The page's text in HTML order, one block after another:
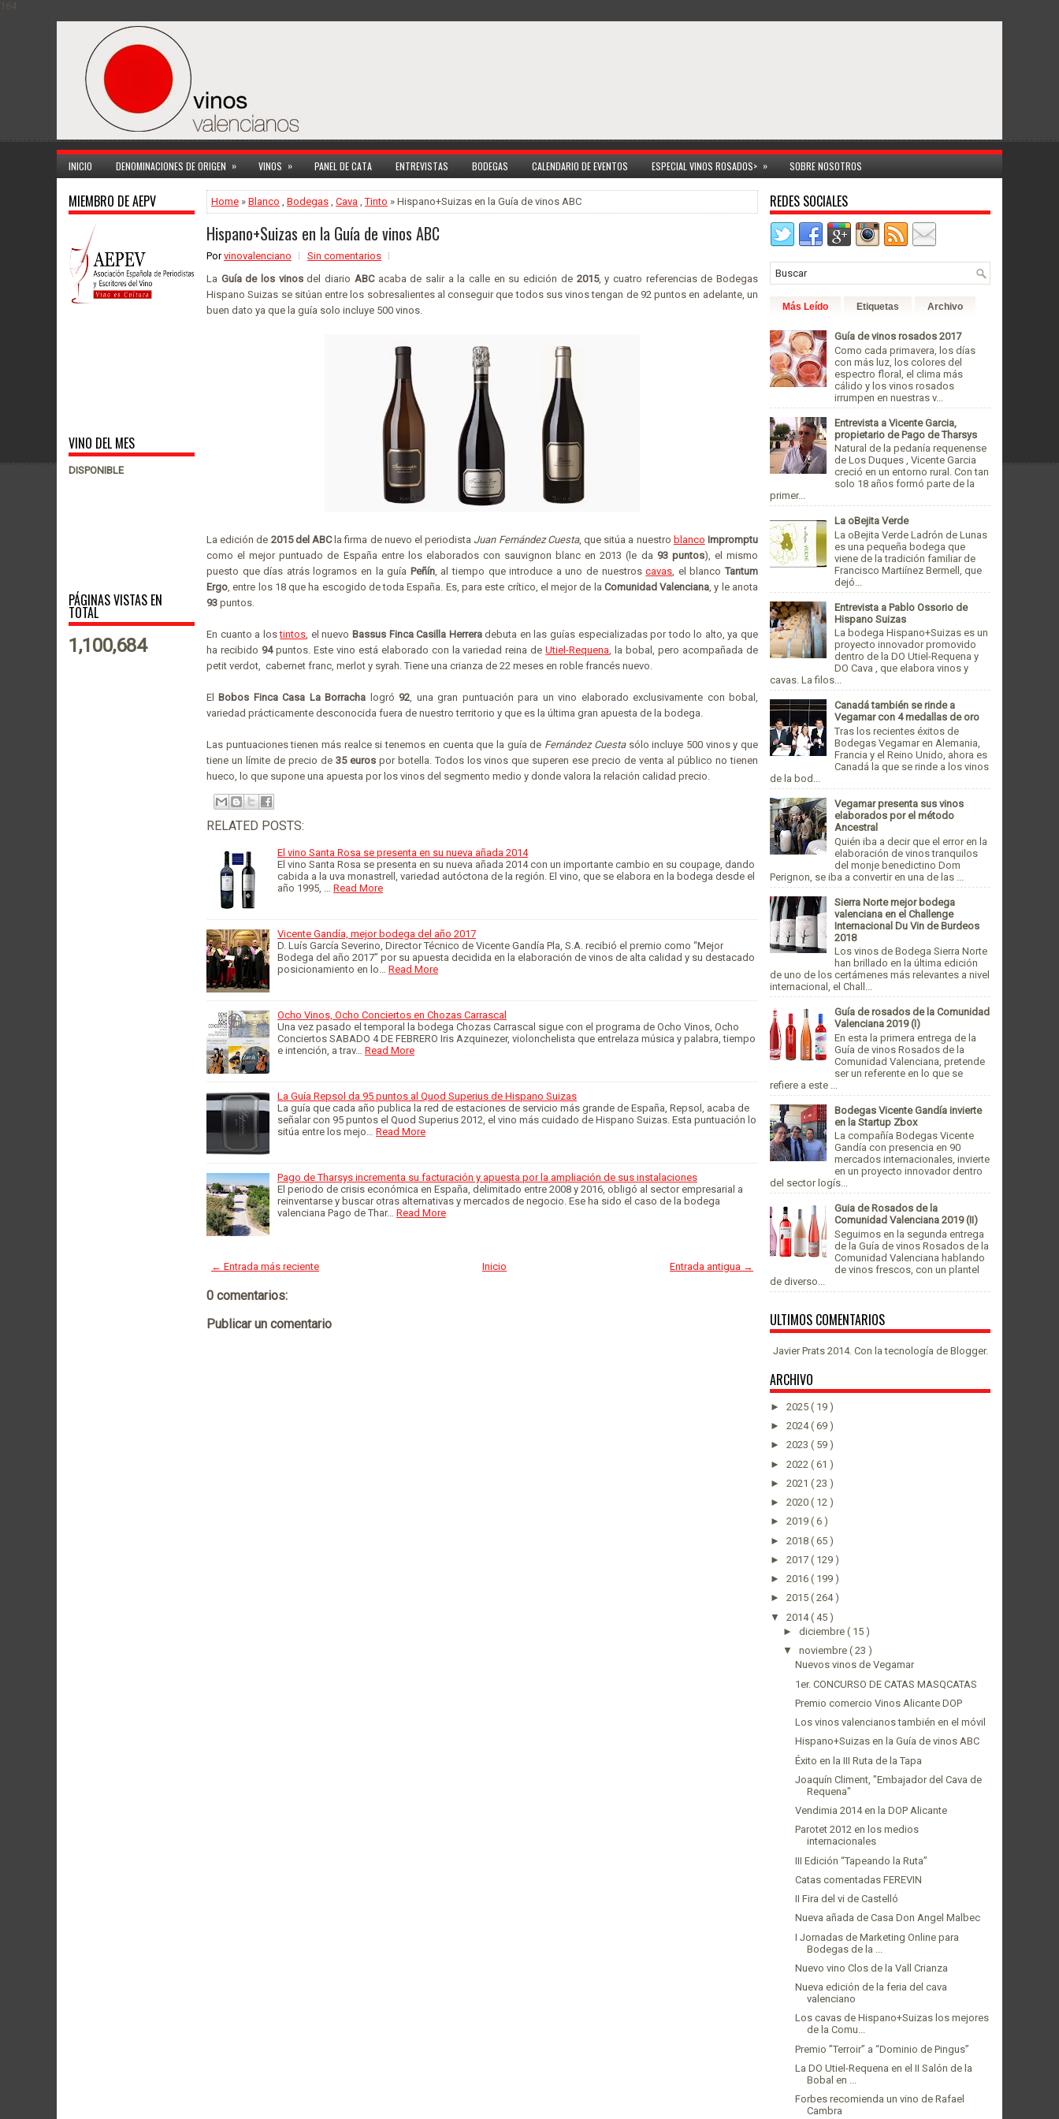
164
INICIO DENOMINACIONES DE ORIGEN » VINOS » PANEL DE CATA ENTREVISTAS BODEGAS CALENDARIO DE EVENTOS ESPECIAL VINOS ROSADOS> » SOBRE NOSOTROS
MIEMBRO DE AEPV
VINO DEL MES
DISPONIBLE
PÁGINAS VISTAS EN
TOTAL
1,100,684
Home » Blanco , Bodegas , Cava ,Tinto » Hispano+Suizas en la Guía de vinos ABC
Hispano+Suizas en la Guía de vinos ABC
Porvinovalenciano
Sin comentarios
La Guía de los vinosdel diario ABCacaba de salir a la calle en su edición de 2015, y cuatro referencias de Bodegas
Hispano Suizas se sitúan entre los sobresalientes al conseguir que todos sus vinos tengan de 92 puntos en adelante, un
buen dato ya que la guía solo incluye 500 vinos.
La edición de 2015 del ABCla firma de nuevo el periodista Juan Fernández Cuesta, que sitúa a nuestro blanco Impromptu
como el mejor puntuado de España entre los elaborados con sauvignon blanc en 2013 (le da 93 puntos), el mismo
puesto que días atrás logramos en la guía Peñín, al tiempo que introduce a uno de nuestroscavas, el blancoTantum
Ergo, entre los 18 que ha escogido de toda España. Es, para este crítico, el mejor de la Comunidad Valenciana, y le anota
93 puntos.
En cuanto a lostintos, el nuevo Bassus Finca Casilla Herreradebuta en las guías especializadas por todo lo alto, ya que
ha recibido 94puntos. Este vino está elaborado con la variedad reina deUtiel-Requena, la bobal, pero acompañada de
petit verdot, cabernet franc, merlot y syrah. Tiene una crianza de 22 meses en roble francés nuevo.
El Bobos Finca Casa La Borracha logró 92, una gran puntuación para un vino elaborado exclusivamente con bobal,
variedad prácticamente desconocida fuera de nuestro territorio y que es la última gran apuesta de la bodega.
Las puntuaciones tienen más realce si tenemos en cuenta que la guía de Fernández Cuestasólo incluye 500 vinos y que
tiene un límite de precio de 35 eurospor botella. Todos los vinos que superen ese precio de venta al público no tienen
hueco, lo que supone una apuesta por los vinos del segmento medio y donde valora la relación calidad precio.
RELATED POSTS:
El vino Santa Rosa se presenta en su nueva añada 2014
El vino Santa Rosa se presenta en su nueva añada 2014 con un importante cambio en su coupage, dando
cabida a la uva monastrell, variedad autóctona de la región. El vino, que se elabora en la bodega desde el
año 1995, …
Read More
Vicente Gandía, mejor bodega del año 2017
D. Luís García Severino, Director Técnico de Vicente Gandía Pla, S.A. recibió el premio como “Mejor
Bodega del año 2017” por su apuesta decidida en la elaboración de vinos de alta calidad y su destacado
posicionamiento en lo…
Read More
Ocho Vinos, Ocho Conciertos en Chozas Carrascal
Una vez pasado el temporal la bodega Chozas Carrascal sigue con el programa de Ocho Vinos, Ocho
Conciertos SABADO 4 DE FEBRERO Iris Azquinezer, violonchelista que entrelaza música y palabra, tiempo
e intención, a trav…
Read More
La Guía Repsol da 95 puntos al Quod Superius de Hispano Suizas
La guía que cada año publica la red de estaciones de servicio más grande de España, Repsol, acaba de
señalar con 95 puntos el Quod Superius 2012, el vino más cuidado de Hispano Suizas. Esta puntuación lo
sitúa entre los mejo…
Read More
Pago de Tharsys incrementa su facturación y apuesta por la ampliación de sus instalaciones
El periodo de crisis económica en España, delimitado entre 2008 y 2016, obligó al sector empresarial a
reinventarse y buscar otras alternativas y mercados de negocio. Ese ha sido el caso de la bodega
valenciana Pago de Thar…
Read More
← Entrada más reciente Entrada antigua →
Inicio
0 comentarios:
Publicar un comentario
REDES SOCIALES
Más Leído Etiquetas Archivo
Guía de vinos rosados 2017
Como cada primavera, los días
con más luz, los colores del
espectro floral, el clima más
cálido y los vinos rosados
irrumpen en nuestras v...
Entrevista a Vicente Garcia,
propietario de Pago de Tharsys
Natural de la pedanía requenense
de Los Duques , Vicente Garcia
creció en un entorno rural. Con tan
solo 18 años formó parte de la
primer...
La oBejita Verde
La oBejita Verde Ladrón de Lunas
es una pequeña bodega que
viene de la tradición familiar de
Francisco Martiínez Bermell, que
dejó...
Entrevista a Pablo Ossorio de
Hispano Suizas
La bodega Hispano+Suizas es un
proyecto innovador promovido
dentro de la DO Utiel-Requena y
DO Cava , que elabora vinos y
cavas. La filos...
Canadá también se rinde a
Vegamar con 4 medallas de oro
Tras los recientes éxitos de
Bodegas Vegamar en Alemania,
Francia y el Reino Unido, ahora es
Canadá la que se rinde a los vinos
de la bod...
Vegamar presenta sus vinos
elaborados por el método
Ancestral
Quién iba a decir que el error en la
elaboración de vinos tranquilos
del monje benedictino Dom
Perignon, se iba a convertir en una de las ...
Sierra Norte mejor bodega
valenciana en el Challenge
Internacional Du Vin de Burdeos
2018
Los vinos de Bodega Sierra Norte
han brillado en la última edición
de uno de los certámenes más relevantes a nivel
internacional, el Chall...
Guía de rosados de la Comunidad
Valenciana 2019 (I)
En esta la primera entrega de la
Guía de vinos Rosados de la
Comunidad Valenciana, pretende
ser un referente en lo que se
refiere a este ...
Bodegas Vicente Gandía invierte
en la Startup Zbox
La compañía Bodegas Vicente
Gandía con presencia en 90
mercados internacionales, invierte
en un proyecto innovador dentro
del sector logís...
Guia de Rosados de la
Comunidad Valenciana 2019 (II)
Seguimos en la segunda entrega
de la Guía de vinos Rosados de la
Comunidad Valenciana hablando
de vinos frescos, con un plantel
de diverso...
ULTIMOS COMENTARIOS
Javier Prats 2014. Con la tecnología de Blogger.
ARCHIVO
► 2025 ( 19 )
► 2024( 69 )
► 2023 ( 59 )
► 2022 ( 61 )
► 2021 ( 23 )
► 2020 ( 12 )
► 2019 ( 6 )
► 2018 ( 65 )
► 2017 ( 129 )
► 2016 ( 199 )
► 2015 ( 264 )
▼ 2014( 45 )
► diciembre ( 15 )
▼ noviembre ( 23 )
Nuevos vinos de Vegamar
1er. CONCURSO DE CATAS MASQCATAS
Premio comercio Vinos Alicante DOP
Los vinos valencianos también en el móvil
Hispano+Suizas en la Guía de vinos ABC
Éxito en la III Ruta de la Tapa
Joaquín Climent, "Embajador del Cava de
Requena"
Vendimia 2014 en la DOP Alicante
Parotet 2012 en los medios
internacionales
III Edición “Tapeando la Ruta”
Catas comentadas FEREVIN
II Fira del vi de Castelló
Nueva añada de Casa Don Angel Malbec
I Jornadas de Marketing Online para
Bodegas de la ...
Nuevo vino Clos de la Vall Crianza
Nueva edición de la feria del cava
valenciano
Los cavas de Hispano+Suizas los mejores
de la Comu...
Premio ”Terroir” a “Dominio de Pingus”
La DO Utiel-Requena en el II Salón de la
Bobal en ...
Forbes recomienda un vino de Rafael
Cambra